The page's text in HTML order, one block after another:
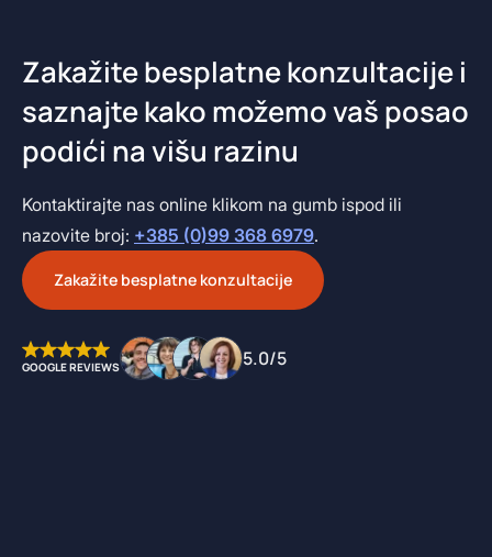
Zakažite besplatne konzultacije i
saznajte kako možemo vaš posao
podići na višu razinu
Kontaktirajte nas online klikom na gumb ispod ili
nazovite broj: +385 (0)99 368 6979.
Zakažite besplatne konzultacije
GOOGLE REVIEWS 5.0/5